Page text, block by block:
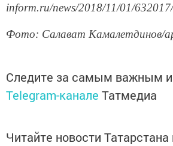
inform.ru/news/2018/11/01/632017/
Фото: Салават Камалетдинов/
Следите за самым важным
Telegram-канале Татмедиа
Читайте новости Татарстана